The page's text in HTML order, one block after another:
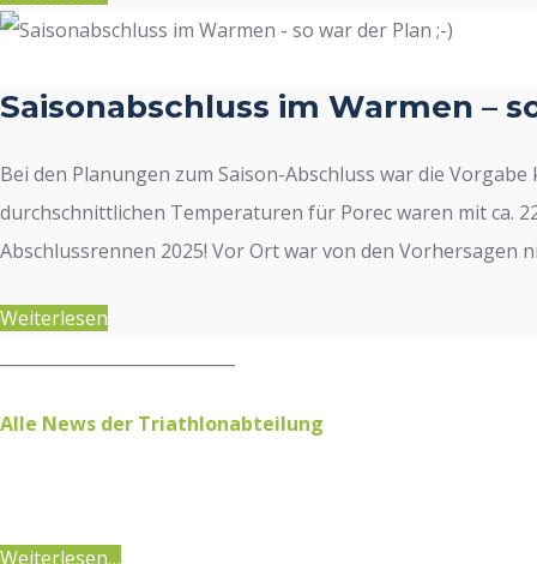
Saisonabschluss im Warmen –
Bei den Planungen zum Saison-Abschluss war die
durchschnittlichen Temperaturen für Porec waren mit ca.
Abschlussrennen 2025! Vor Ort war von den Vorhersagen
Weiterlesen
Alle News der Triathlonabteilung
Weiterlesen…